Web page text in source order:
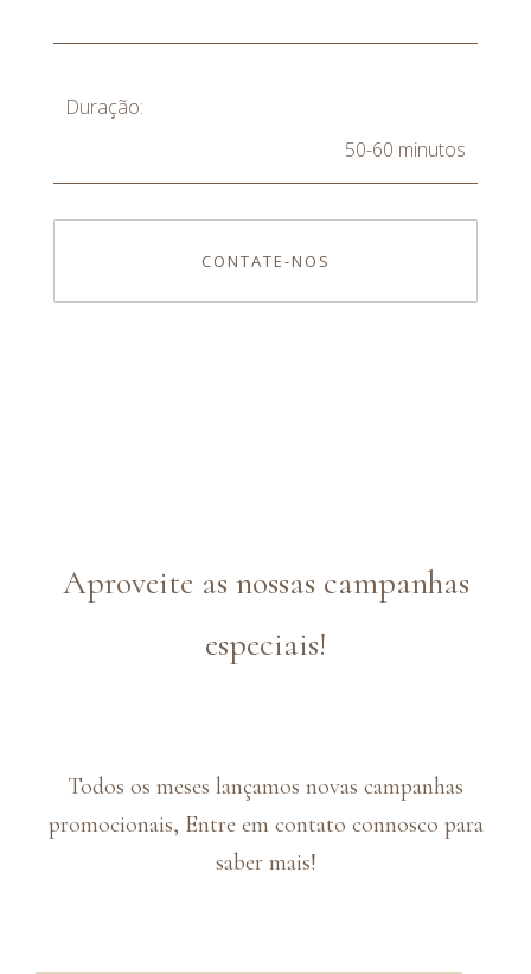
Duração:
50-60 minutos
CONTATE-NOS
Aproveite as nossas campanhas
especiais!
Todos os meses lançamos novas campanhas
promocionais, Entre em contato connosco para
saber mais!